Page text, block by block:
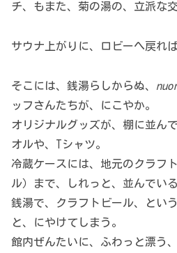
チ、もまた、菊の湯の、立派な
サウナ上がりに、ロビーへ戻れば
そこには、銭湯らしからぬ、
ッフさんたちが、にこやか。
オリジナルグッズが、棚に並ん
オルや、Tシャツ。
冷蔵ケースには、地元のクラフト
ル）まで、しれっと、並んでいる
銭湯で、クラフトビール、とい
と、にやけてしまう。
館内ぜんたいに、ふわっと漂う、